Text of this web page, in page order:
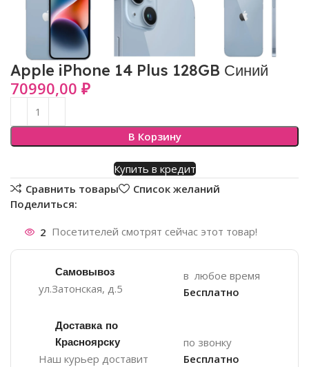
Apple iPhone 14 Plus 128GB Синий
70990,00₽
В Корзину
Купить в кредит
Сравнить товары
Список желаний
Поделиться:
2 Посетителей смотрят сейчас этот товар!
Самовывоз
ул.Затонская, д.5
в любое время
Бесплатно
Доставка по
Красноярску
Наш курьер доставит
по звонку
Бесплатно